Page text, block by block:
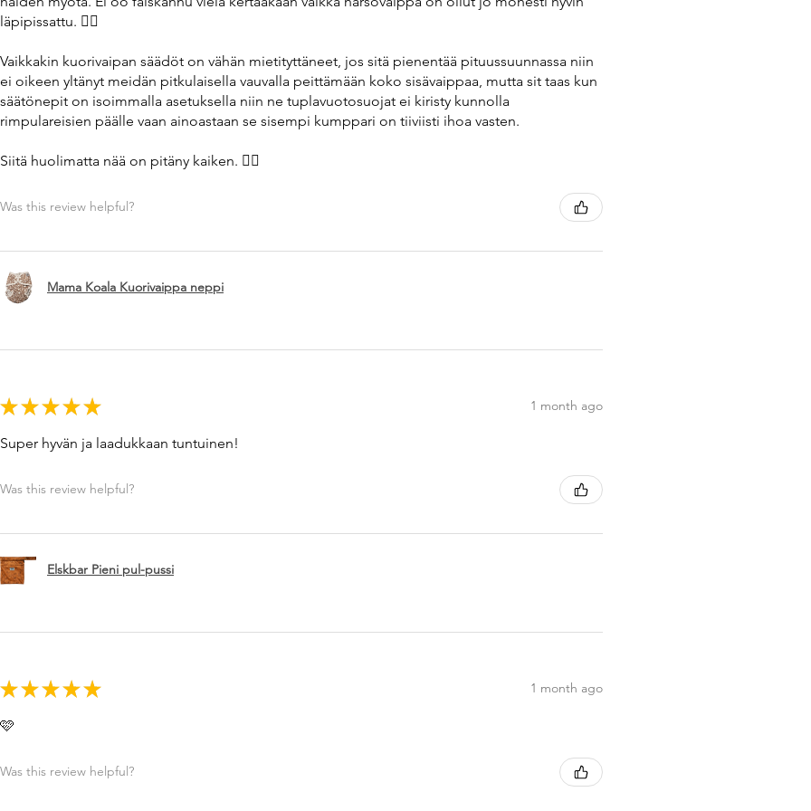
läpipissattu. 👌🏼
Vaikkakin kuorivaipan säädöt on vähän mietityttäneet, jos sitä pienentää pituussuunnassa niin
ei oikeen yltänyt meidän pitkulaisella vauvalla peittämään koko sisävaippaa, mutta sit taas kun
säätönepit on isoimmalla asetuksella niin ne tuplavuotosuojat ei kiristy kunnolla
rimpulareisien päälle vaan ainoastaan se sisempi kumppari on tiiviisti ihoa vasten.
Siitä huolimatta nää on pitäny kaiken. 👌🏼
Was this review helpful?
Mama Koala Kuorivaippa neppi
★ ★ ★ ★ ★ 1 month ago
Super hyvän ja laadukkaan tuntuinen!
Was this review helpful?
Elskbar Pieni pul-pussi
★ ★ ★ ★ ★ 1 month ago
🩷
Was this review helpful?